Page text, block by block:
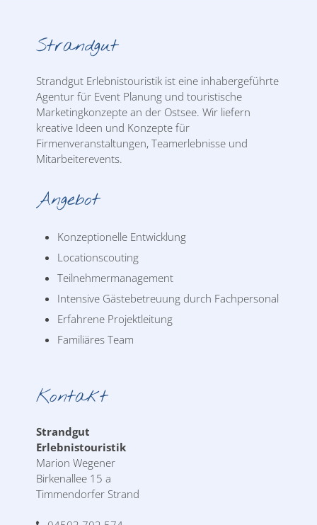
Strandgut
Strandgut Erlebnistouristik ist eine inhabergeführte
Agentur für Event Planung und touristische
Marketingkonzepte an der Ostsee. Wir liefern
kreative Ideen und Konzepte für
Firmenveranstaltungen, Teamerlebnisse und
Mitarbeiterevents.
Angebot
Konzeptionelle Entwicklung
Locationscouting
Teilnehmermanagement
Intensive Gästebetreuung durch Fachpersonal
Erfahrene Projektleitung
Familiäres Team
Kontakt
Strandgut
Erlebnistouristik
Marion Wegener
Birkenallee 15 a
Timmendorfer Strand